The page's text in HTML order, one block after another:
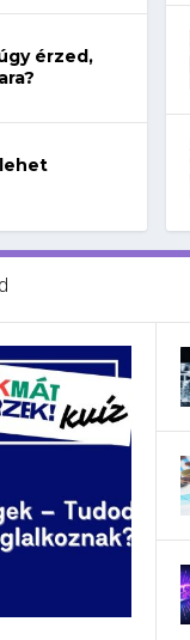
érzed,